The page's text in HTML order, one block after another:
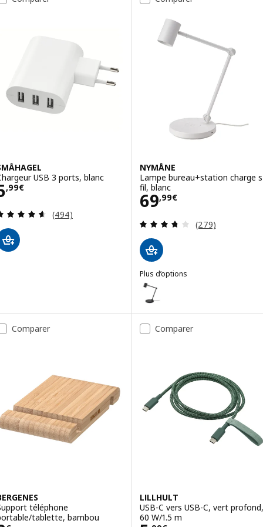
USB 3 ports, blanc
,99€5,99€
Révision: 4.6 hors de 5 étoiles. Nombre total de
(494)
NYMÅNE
Lampe bureau+station charge s
fil, blanc
69,99€
Prix 69,99€
Révision: 3.7
(279)
Plus d’options
NYMÅNE
Option : NYMÅNE, Lampe
Comparer
téléphone
tablette, bambou
Comparer
LILLHULT
USB-C vers USB-C, vert profond,
60 W/1.5 m